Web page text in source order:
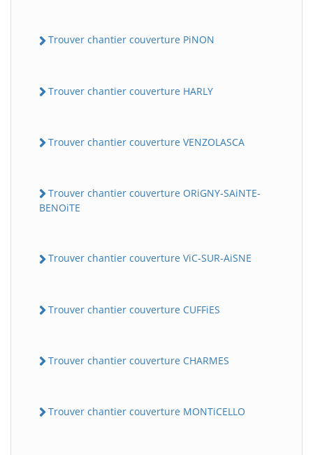
Trouver chantier couverture PiNON
Trouver chantier couverture HARLY
Trouver chantier couverture VENZOLASCA
Trouver chantier couverture ORiGNY-SAiNTE-
BENOiTE
Trouver chantier couverture ViC-SUR-AiSNE
Trouver chantier couverture CUFFiES
Trouver chantier couverture CHARMES
Trouver chantier couverture MONTiCELLO